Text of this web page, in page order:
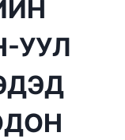
УУЛ